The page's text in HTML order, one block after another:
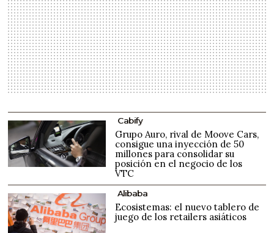
Cabify
Grupo Auro, rival de Moove Cars,
consigue una inyección de 50
millones para consolidar su
posición en el negocio de los
VTC
Alibaba
Ecosistemas: el nuevo tablero de
juego de los retailers asiáticos